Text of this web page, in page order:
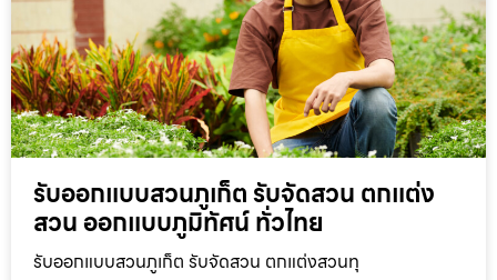
รับออกแบบสวนภูเก็ต รับจัดสวน ตกแต่ง
สวน ออกแบบภูมิทัศน์ ทั่วไทย
รับออกแบบสวนภูเก็ต รับจัดสวน ตกแต่งสวนทุ